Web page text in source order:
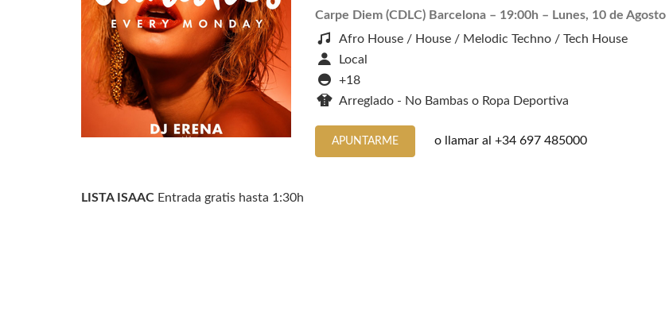
Carpe Diem (CDLC) Barcelona – 19:00h – Lunes, 10 de Agosto
Afro House / House / Melodic Techno / Tech House
Local
+18
Arreglado - No Bambas o Ropa Deportiva
APUNTARME o llamar al +34 697 485000
LISTA ISAAC Entrada gratis hasta 1:30h